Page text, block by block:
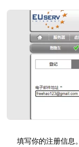
填写你的注册信息。